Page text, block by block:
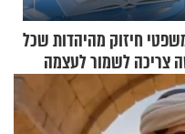
משפטי חיזוק מהיהדות שכל
צריכה לשמור לעצמה